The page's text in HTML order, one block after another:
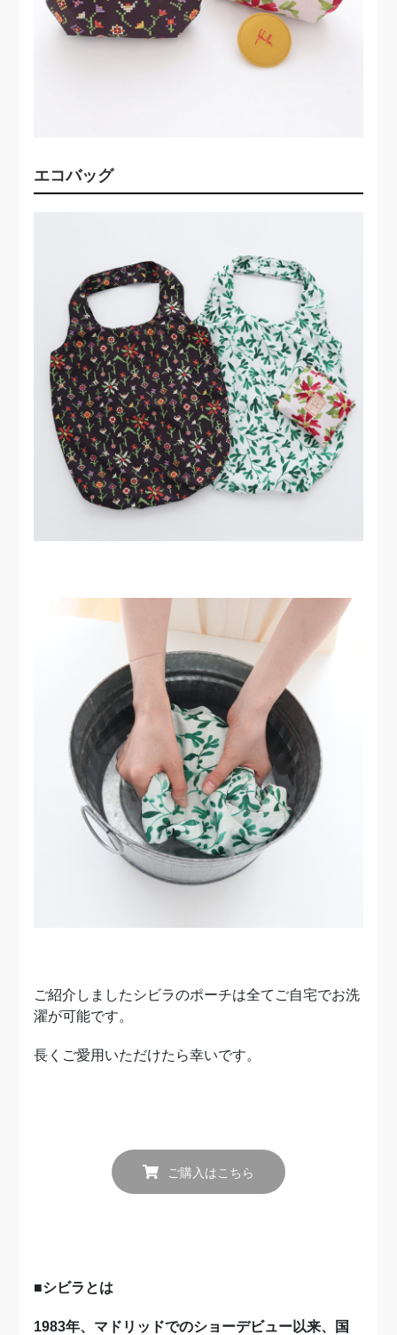
エコバッグ
ご紹介しましたシビラのポーチは全てご自宅でお洗
濯が可能です。
長くご愛用いただけたら幸いです。
ご購入はこちら
■シビラとは
1983年、マドリッドでのショーデビュー以来、国